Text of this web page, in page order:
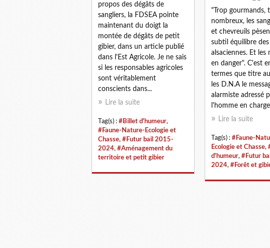
propos des dégâts de
sangliers, la FDSEA pointe
maintenant du doigt la
montée de dégâts de petit
gibier, dans un article publié
dans l'Est Agricole. Je ne sais
si les responsables agricoles
sont véritablement
conscients dans...
Lire la suite
Tag(s) : #Billet d'humeur,
#Faune-Nature-Ecologie et
Chasse, #Futur bail 2015-
2024, #Aménagement du
territoire et petit gibier
"Trop gourmands,
nombreux, les
et chevreuils
subtil équilibre
alsaciennes. Et les
en danger". C'est
termes que titre
les D.N.A le
alarmiste adressé
l'homme en
Lire la suite
Tag(s) : #Faune-
Ecologie et Chasse,
d'humeur, #Futur
2024, #Forêt et